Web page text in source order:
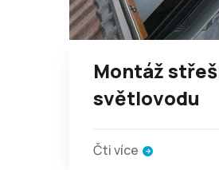
Montáž
světlovodu
Čti více